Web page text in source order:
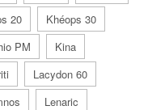
20
Khéops 30
PM
Kina
Lacydon 60
Lenaric